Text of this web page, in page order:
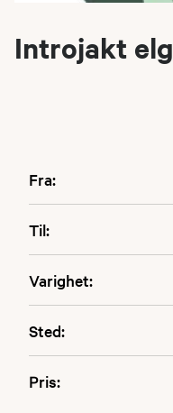
Introjakt elg
Fra:
Til:
Varighet:
Sted:
Pris: